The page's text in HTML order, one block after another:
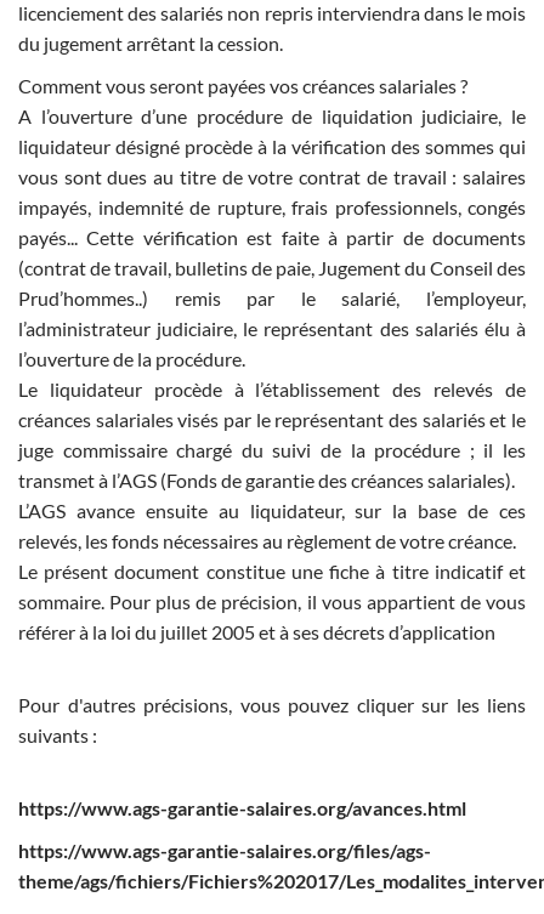
licenciement des salariés non repris interviendra dans le mois
du jugement arrêtant la cession.
Comment vous seront payées vos créances salariales ?
A l’ouverture d’une procédure de liquidation judiciaire, le
liquidateur désigné procède à la vérification des sommes qui
vous sont dues au titre de votre contrat de travail : salaires
impayés, indemnité de rupture, frais professionnels, congés
payés... Cette vérification est faite à partir de documents
(contrat de travail, bulletins de paie, Jugement du Conseil des
Prud’hommes..) remis par le salarié, l’employeur,
l’administrateur judiciaire, le représentant des salariés élu à
l’ouverture de la procédure.
Le liquidateur procède à l’établissement des relevés de
créances salariales visés par le représentant des salariés et le
juge commissaire chargé du suivi de la procédure ; il les
transmet à l’AGS (Fonds de garantie des créances salariales).
L’AGS avance ensuite au liquidateur, sur la base de ces
relevés, les fonds nécessaires au règlement de votre créance.
Le présent document constitue une fiche à titre indicatif et
sommaire. Pour plus de précision, il vous appartient de vous
référer à la loi du juillet 2005 et à ses décrets d’application
Pour d'autres précisions, vous pouvez cliquer sur les liens
suivants :
https://www.ags-garantie-salaires.org/avances.html
https://www.ags-garantie-salaires.org/files/ags-
theme/ags/fichiers/Fichiers%202017/